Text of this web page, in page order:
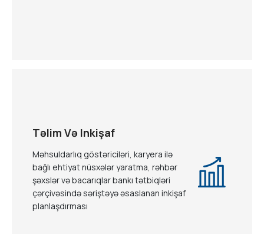
Təlim Və Inkişaf
Məhsuldarlıq göstəriciləri, karyera ilə
bağlı ehtiyat nüsxələr yaratma, rəhbər
şəxslər və bacarıqlar bankı tətbiqləri
çərçivəsində səriştəyə əsaslanan inkişaf
planlaşdırması